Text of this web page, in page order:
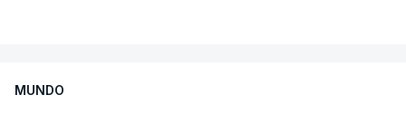
aplicação do plano de desarmamento do Hamas.
MUNDO